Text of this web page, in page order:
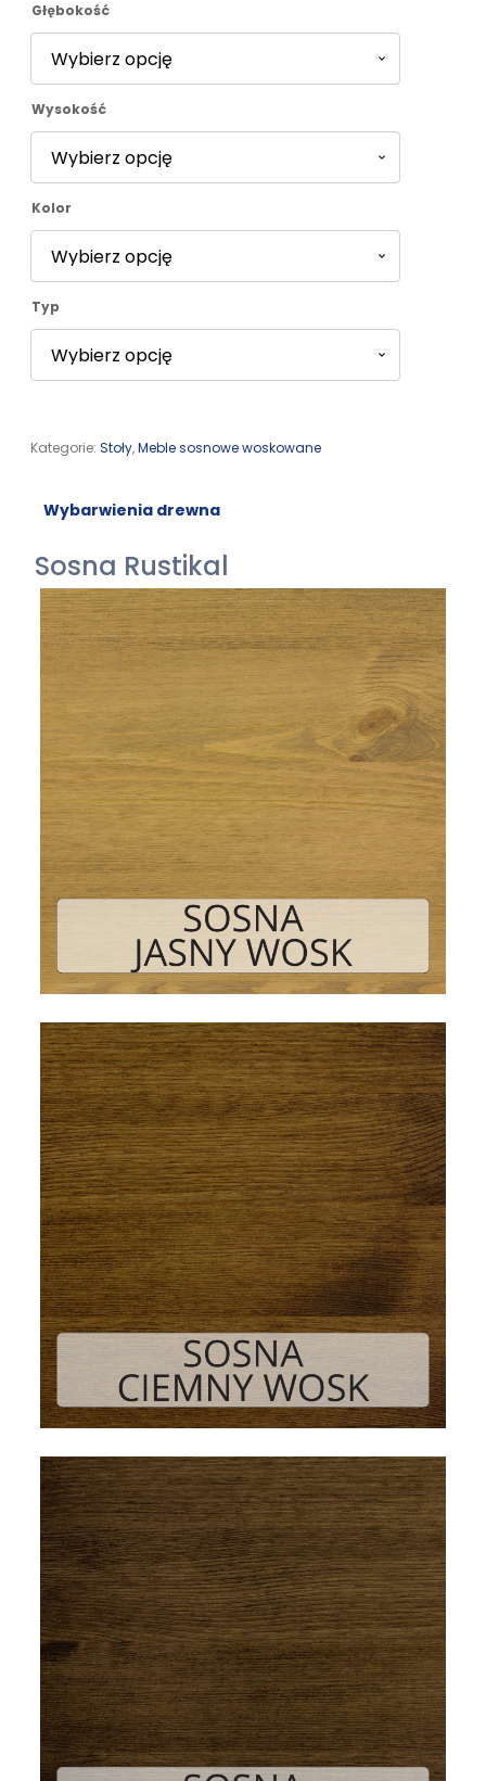
2734,00 zł
Głębokość
Wysokość
Kolor
Typ
Kategorie: Stoły,Meble sosnowe woskowane
Wybarwienia drewna
Sosna Rustikal